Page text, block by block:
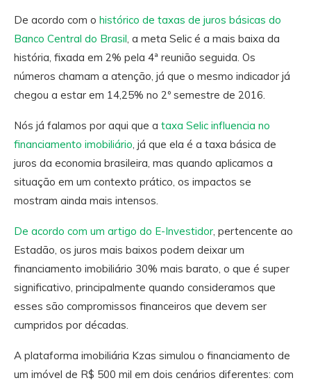
De acordo com o histórico de taxas de juros básicas do
Banco Central do Brasil , a meta Selic é a mais baixa da
história, fixada em 2% pela 4ª reunião seguida. Os
números chamam a atenção, já que o mesmo indicador já
chegou a estar em 14,25% no 2º semestre de 2016.
Nós já falamos por aqui que a taxa Selic influencia no
financiamento imobiliário , já que ela é a taxa básica de
juros da economia brasileira, mas quando aplicamos a
situação em um contexto prático, os impactos se
mostram ainda mais intensos.
De acordo com um artigo do E-Investidor , pertencente ao
Estadão, os juros mais baixos podem deixar um
financiamento imobiliário 30% mais barato, o que é super
significativo, principalmente quando consideramos que
esses são compromissos financeiros que devem ser
cumpridos por décadas.
A plataforma imobiliária Kzas simulou o financiamento de
um imóvel de R$ 500 mil em dois cenários diferentes: com